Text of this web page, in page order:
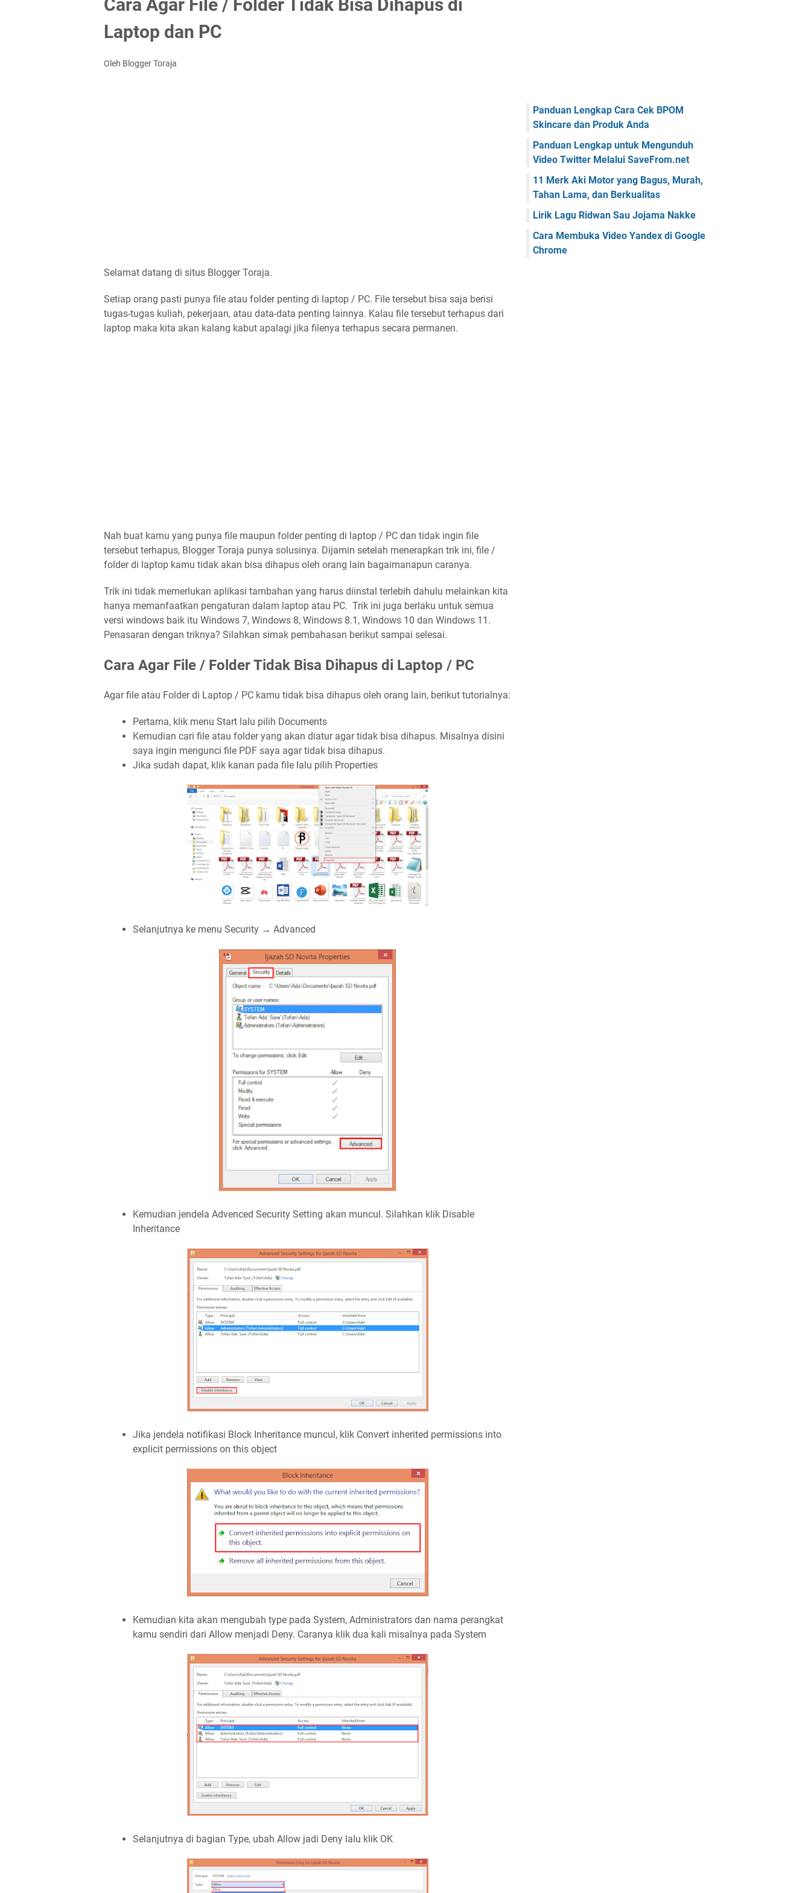
Cara Agar File / Folder Tidak Bisa Dihapus di
Laptop dan PC
Oleh Blogger Toraja
Selamat datang di situs Blogger Toraja.
Setiap orang pasti punya file atau folder penting di laptop / PC. File tersebut bisa saja berisi
tugas-tugas kuliah, pekerjaan, atau data-data penting lainnya. Kalau file tersebut terhapus dari
laptop maka kita akan kalang kabut apalagi jika filenya terhapus secara permanen.
Nah buat kamu yang punya file maupun folder penting di laptop / PC dan tidak ingin file
tersebut terhapus, Blogger Toraja punya solusinya. Dijamin setelah menerapkan trik ini, file /
folder di laptop kamu tidak akan bisa dihapus oleh orang lain bagaimanapun caranya.
Trik ini tidak memerlukan aplikasi tambahan yang harus diinstal terlebih dahulu melainkan kita
hanya memanfaatkan pengaturan dalam laptop atau PC. Trik ini juga berlaku untuk semua
versi windows baik itu Windows 7, Windows 8, Windows 8.1, Windows 10 dan Windows 11.
Penasaran dengan triknya? Silahkan simak pembahasan berikut sampai selesai.
Cara Agar File / Folder Tidak Bisa Dihapus di Laptop / PC
Agar file atau Folder di Laptop / PC kamu tidak bisa dihapus oleh orang lain, berikut tutorialnya:
Pertama, klik menu Start lalu pilih Documents
Kemudian cari file atau folder yang akan diatur agar tidak bisa dihapus. Misalnya disini
saya ingin mengunci file PDF saya agar tidak bisa dihapus.
Jika sudah dapat, klik kanan pada file lalu pilih Properties
Selanjutnya ke menu Security → Advanced
Kemudian jendela Advenced Security Setting akan muncul. Silahkan klik Disable
Inheritance
Jika jendela notifikasi Block Inheritance muncul, klik Convert inherited permissions into
explicit permissions on this object
Kemudian kita akan mengubah type pada System, Administrators dan nama perangkat
kamu sendiri dari Allow menjadi Deny. Caranya klik dua kali misalnya pada System
Selanjutnya di bagian Type, ubah Allow jadi Deny lalu klik OK
Panduan Lengkap Cara Cek BPOM
Skincare dan Produk Anda
Panduan Lengkap untuk Mengunduh
Video Twitter Melalui SaveFrom.net
11 Merk Aki Motor yang Bagus, Murah,
Tahan Lama, dan Berkualitas
Lirik Lagu Ridwan Sau Jojama Nakke
Cara Membuka Video Yandex di Google
Chrome